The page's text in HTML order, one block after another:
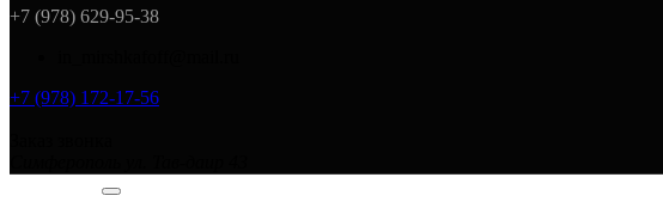
+7 (978) 629-95-38
+7 (978) 172-17-56